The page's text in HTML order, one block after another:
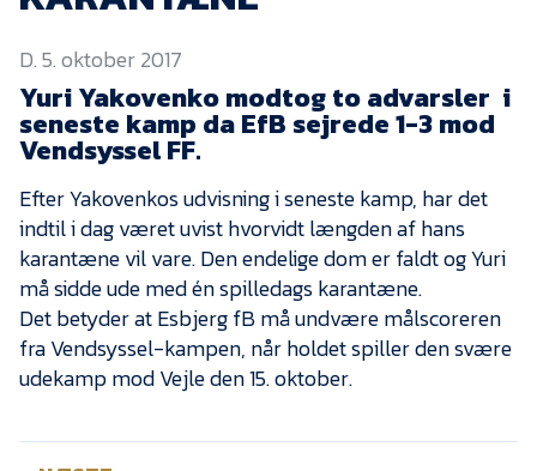
EfB Akademi
Sydvestjysk Fodbold
Samarbejde
Blue Water Arena
Aktionærinformation
Kontakt
Job i EfB
Presse
D. 5. oktober 2017
Yuri Yakovenko modtog to advarsler i
seneste kamp da EfB sejrede 1-3 mod
Vendsyssel FF.
Efter Yakovenkos udvisning i seneste kamp, har det
indtil i dag været uvist hvorvidt længden af hans
karantæne vil vare. Den endelige dom er faldt og Yuri
må sidde ude med én spilledags karantæne.
Det betyder at Esbjerg fB må undvære målscoreren
fra Vendsyssel-kampen, når holdet spiller den svære
udekamp mod Vejle den 15. oktober.